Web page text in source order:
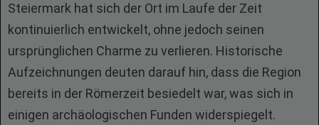
Steiermark hat sich der Ort im Laufe der Zeit
kontinuierlich entwickelt, ohne jedoch seinen
ursprünglichen Charme zu verlieren. Historische
Aufzeichnungen deuten darauf hin, dass die Region
bereits in der Römerzeit besiedelt war, was sich in
einigen archäologischen Funden widerspiegelt.